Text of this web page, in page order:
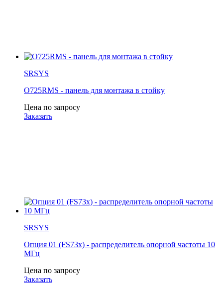
SRSYS
O725RMS - панель для монтажа в стойку
Цена по запросу
Заказать
SRSYS
Опция 01 (FS73x) - распределитель опорной частоты 10
МГц
Цена по запросу
Заказать